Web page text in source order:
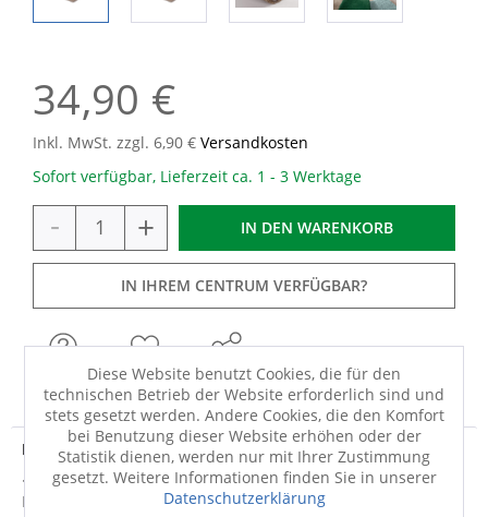
34,90 €
Inkl. MwSt. zzgl. 6,90 € Versandkosten
Sofort verfügbar, Lieferzeit ca. 1 - 3 Werktage
- + IN DEN WARENKORB
IN IHREM CENTRUM VERFÜGBAR?
FRAGEN MERKEN TEILEN
Produktdetails
· taupe · 100% Polyacryl · Florhöhe: 30mm Erzeugen Sie mit
Badteppich Relax der Marke Kleine...mehr
Diese Website benutzt Cookies, die für den
technischen Betrieb der Website erforderlich sind und
stets gesetzt werden. Andere Cookies, die den Komfort
bei Benutzung dieser Website erhöhen oder der
Statistik dienen, werden nur mit Ihrer Zustimmung
gesetzt. Weitere Informationen finden Sie in unserer
Datenschutzerklärung